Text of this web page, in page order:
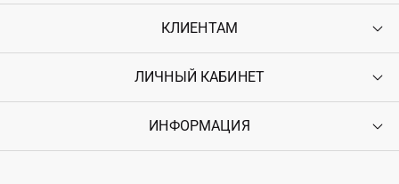
КЛИЕНТАМ
Контакты
Возврат
Гарантия
ЛИЧНЫЙ КАБИНЕТ
Войти
ИНФОРМАЦИЯ